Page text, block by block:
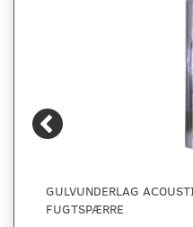
GULVUNDERLAG
FUGTSPÆRRE